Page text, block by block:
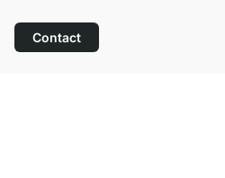
Contact